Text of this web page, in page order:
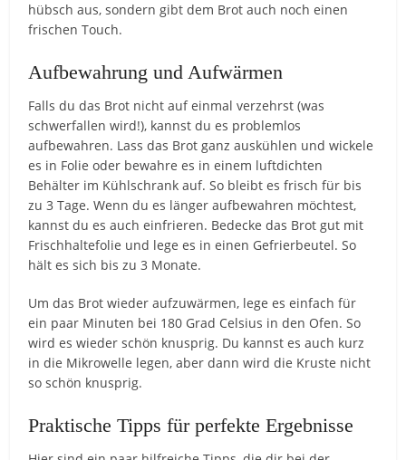
hübsch aus, sondern gibt dem Brot auch noch einen
frischen Touch.
Aufbewahrung und Aufwärmen
Falls du das Brot nicht auf einmal verzehrst (was
schwerfallen wird!), kannst du es problemlos
aufbewahren. Lass das Brot ganz auskühlen und wickele
es in Folie oder bewahre es in einem luftdichten
Behälter im Kühlschrank auf. So bleibt es frisch für bis
zu 3 Tage. Wenn du es länger aufbewahren möchtest,
kannst du es auch einfrieren. Bedecke das Brot gut mit
Frischhaltefolie und lege es in einen Gefrierbeutel. So
hält es sich bis zu 3 Monate.
Um das Brot wieder aufzuwärmen, lege es einfach für
ein paar Minuten bei 180 Grad Celsius in den Ofen. So
wird es wieder schön knusprig. Du kannst es auch kurz
in die Mikrowelle legen, aber dann wird die Kruste nicht
so schön knusprig.
Praktische Tipps für perfekte Ergebnisse